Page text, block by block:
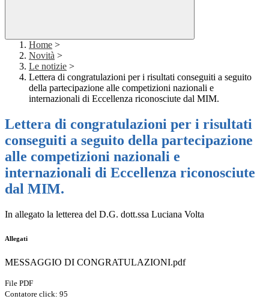
Home >
Novità >
Le notizie >
Lettera di congratulazioni per i risultati conseguiti a seguito
della partecipazione alle competizioni nazionali e
internazionali di Eccellenza riconosciute dal MIM.
Lettera di congratulazioni per i risultati
conseguiti a seguito della partecipazione
alle competizioni nazionali e
internazionali di Eccellenza riconosciute
dal MIM.
In allegato la letterea del D.G. dott.ssa Luciana Volta
Allegati
MESSAGGIO DI CONGRATULAZIONI.pdf
File PDF
Contatore click: 95